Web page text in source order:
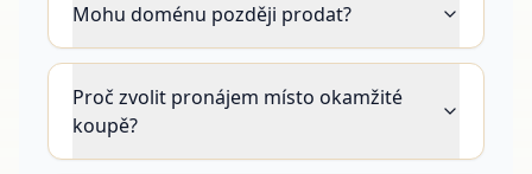
Mohu doménu později prodat?
Proč zvolit pronájem místo okamžité
koupě?